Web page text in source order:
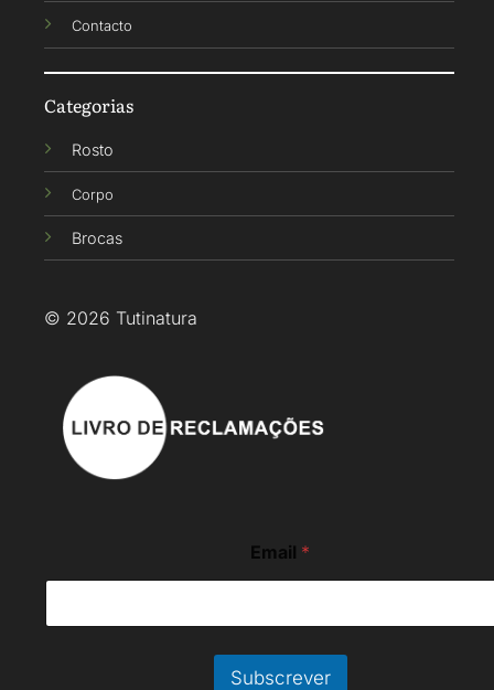
Contacto
Categorias
Rosto
Corpo
Brocas
© 2026 Tutinatura
*
E
l
Email *
Subscrever